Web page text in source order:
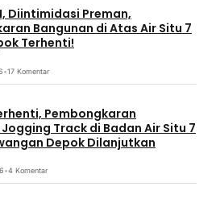
Diintimidasi Preman,
Bangunan di Atas Air Situ 7
Terhenti!
•17 Komentar
Pembongkaran
Track di Badan Air Situ 7
Depok Dilanjutkan
•4 Komentar